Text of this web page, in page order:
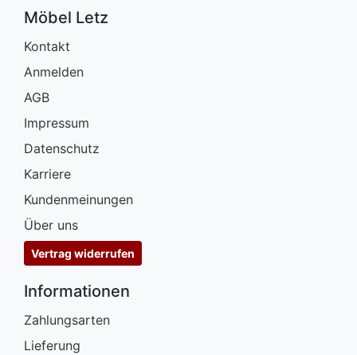
Möbel Letz
Kontakt
Anmelden
AGB
Impressum
Datenschutz
Karriere
Kundenmeinungen
Über uns
Vertrag widerrufen
Informationen
Zahlungsarten
Lieferung